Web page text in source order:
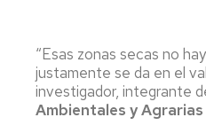
“Esas zonas secas no
justamente se da en el
investigador, integrante
Ambientales y Agrarias